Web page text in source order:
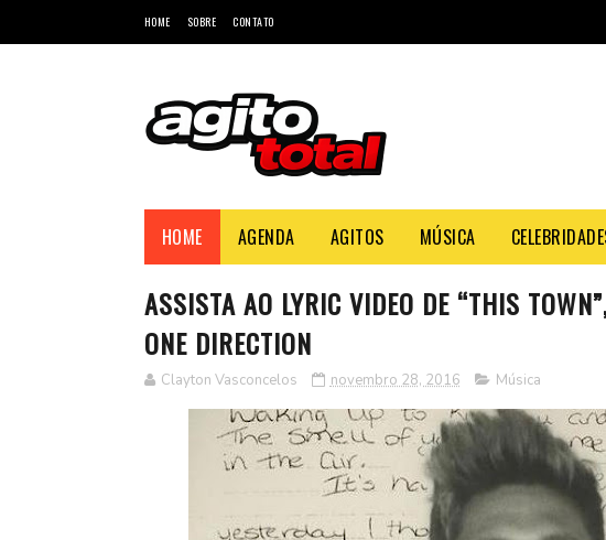
HOME SOBRE CONTATO
HOME AGENDA AGITOS MÚSICA
ASSISTA AO LYRIC VIDEO DE “THIS
ONE DIRECTION
Clayton Vasconcelos novembro 28, 2016 Música